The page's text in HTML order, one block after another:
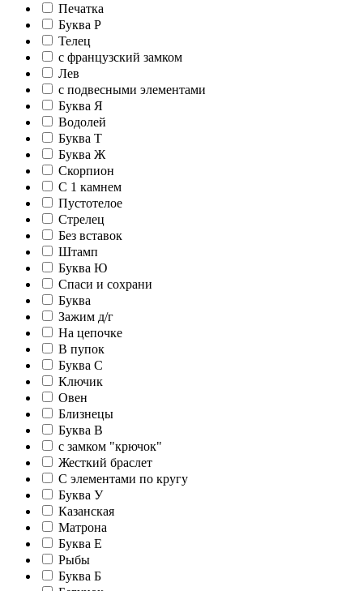
Печатка
Буква Р
Телец
c французский замком
Лев
c подвесными элементами
Буква Я
Водолей
Буква Т
Буква Ж
Скорпион
С 1 камнем
Пустотелое
Стрелец
Без вставок
Штамп
Буква Ю
Спаси и сохрани
Буква
Зажим д/г
На цепочке
В пупок
Буква С
Ключик
Овен
Близнецы
Буква В
c замком "крючок"
Жесткий браслет
С элементами по кругу
Буква У
Казанская
Матрона
Буква Е
Рыбы
Буква Б